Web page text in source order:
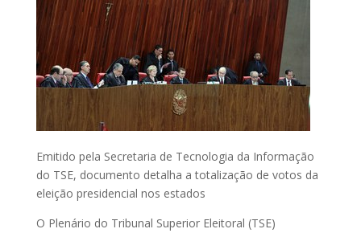
Emitido pela Secretaria de Tecnologia da Informação
do TSE, documento detalha a totalização de votos da
eleição presidencial nos estados
O Plenário do Tribunal Superior Eleitoral (TSE)